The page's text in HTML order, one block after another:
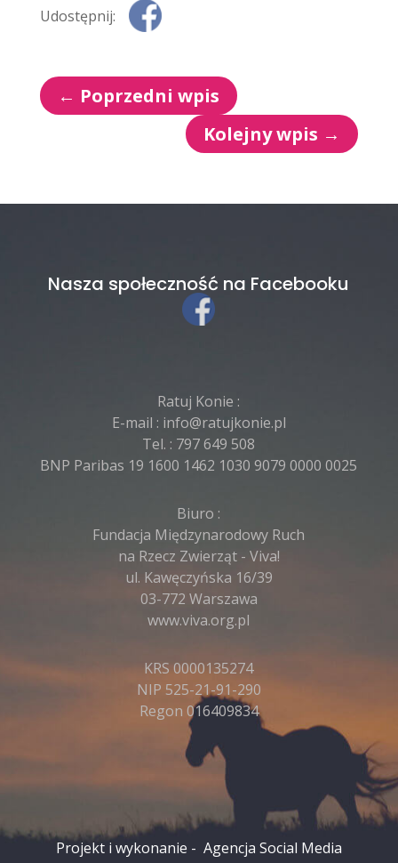
Udostępnij:
← Poprzedni wpis
Kolejny wpis →
Nasza społeczność na Facebooku
Ratuj Konie :
E-mail : info@ratujkonie.pl
Tel. : 797 649 508
BNP Paribas 19 1600 1462 1030 9079 0000 0025
Biuro :
Fundacja Międzynarodowy Ruch
na Rzecz Zwierząt - Viva!
ul. Kawęczyńska 16/39
03-772 Warszawa
www.viva.org.pl
KRS 0000135274
NIP 525-21-91-290
Regon 016409834
Projekt i wykonanie - Agencja Social Media